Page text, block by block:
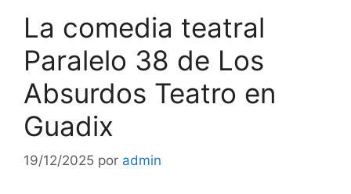
La comedia teatral
Paralelo 38 de Los
Absurdos Teatro en
Guadix
19/12/2025 por admin